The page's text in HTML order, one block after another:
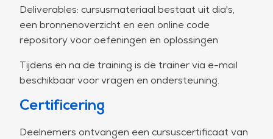
en iteratoren, en het traitsysteem toepassen om
herbruikbare abstracties te maken en gedrag te
delen tussen types.
Dag 3
Geavanceerde taalfuncties, concurrency en
Aan het einde van de dag begrijpen de
Deliverables: cursusmateriaal bestaat uit dia's,
een bronnenoverzicht en een online code
repository voor oefeningen en oplossingen
Tijdens en na de training is de trainer via e-mail
beschikbaar voor vragen en ondersteuning.
Certificering
Deelnemers ontvangen een cursuscertificaat van